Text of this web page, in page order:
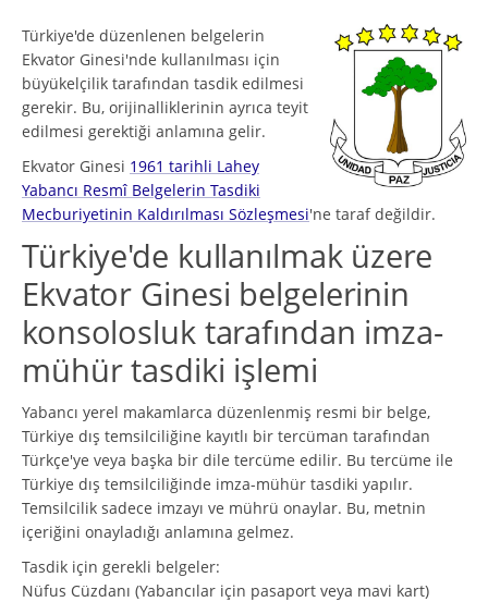
Türkiye'de düzenlenen belgelerin
Ekvator Ginesi'nde kullanılması için
büyükelçilik tarafından tasdik edilmesi
gerekir. Bu, orijinalliklerinin ayrıca teyit
edilmesi gerektiği anlamına gelir.
Ekvator Ginesi 1961 tarihli Lahey
Yabancı Resmî Belgelerin Tasdiki
Mecburiyetinin Kaldırılması Sözleşmesi'ne taraf değildir.
Türkiye'de kullanılmak üzere
Ekvator Ginesi belgelerinin
konsolosluk tarafından imza-
mühür tasdiki işlemi
Yabancı yerel makamlarca düzenlenmiş resmi bir belge,
Türkiye dış temsilciliğine kayıtlı bir tercüman tarafından
Türkçe'ye veya başka bir dile tercüme edilir. Bu tercüme ile
Türkiye dış temsilciliğinde imza-mühür tasdiki yapılır.
Temsilcilik sadece imzayı ve mührü onaylar. Bu, metnin
içeriğini onayladığı anlamına gelmez.
Tasdik için gerekli belgeler:
Nüfus Cüzdanı (Yabancılar için pasaport veya mavi kart)